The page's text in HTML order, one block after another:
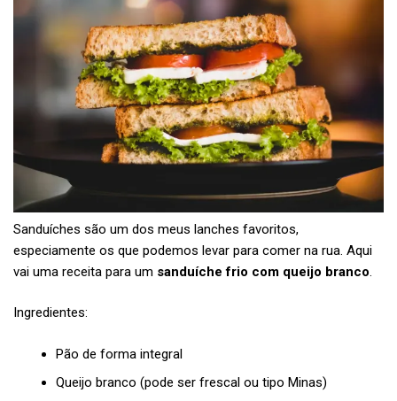
Sanduíches são um dos meus lanches favoritos,
especiamente os que podemos levar para comer na rua. Aqui
vai uma receita para um sanduíche frio com queijo branco.
Ingredientes:
Pão de forma integral
Queijo branco (pode ser frescal ou tipo Minas)